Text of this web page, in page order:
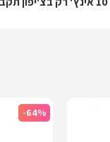
-64%